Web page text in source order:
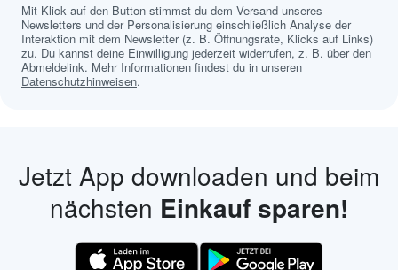
Mit Klick auf den Button stimmst du dem Versand unseres
Newsletters und der Personalisierung einschließlich Analyse der
Interaktion mit dem Newsletter (z. B. Öffnungsrate, Klicks auf Links)
zu. Du kannst deine Einwilligung jederzeit widerrufen, z. B. über den
Abmeldelink. Mehr Informationen findest du in unseren
Datenschutzhinweisen.
Jetzt App downloaden und beim
nächsten Einkauf sparen!